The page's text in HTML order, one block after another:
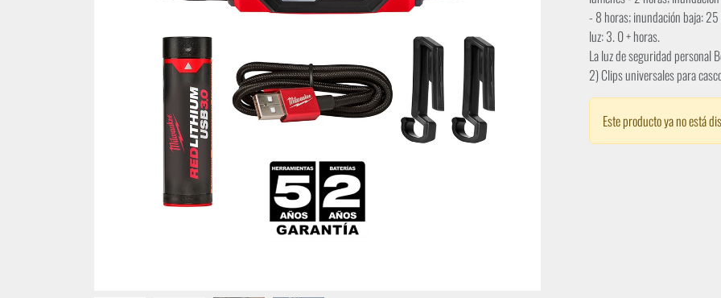
- 8 horas; inundación baja:
luz: 3. 0 + horas.
La luz de seguridad personal
2) Clips universales para
Este producto ya no está